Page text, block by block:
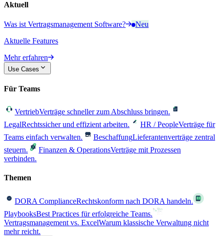
Aktuell
Was ist Vertragsmanagement Software?
Neu
Aktuelle Features
Mehr erfahren
Use Cases
Für Teams
VertriebVerträge schneller zum Abschluss bringen.
LegalRechtssicher und effizient arbeiten. HR / PeopleVerträge für
Teams einfach verwalten.
BeschaffungLieferantenverträge zentral
steuern.
Finanzen & OperationsVerträge mit Prozessen
verbinden.
Themen
DORA ComplianceRechtskonform nach DORA handeln.
PlaybooksBest Practices für erfolgreiche Teams.
Vertragsmanagement vs. ExcelWarum klassische Verwaltung nicht
mehr reicht.